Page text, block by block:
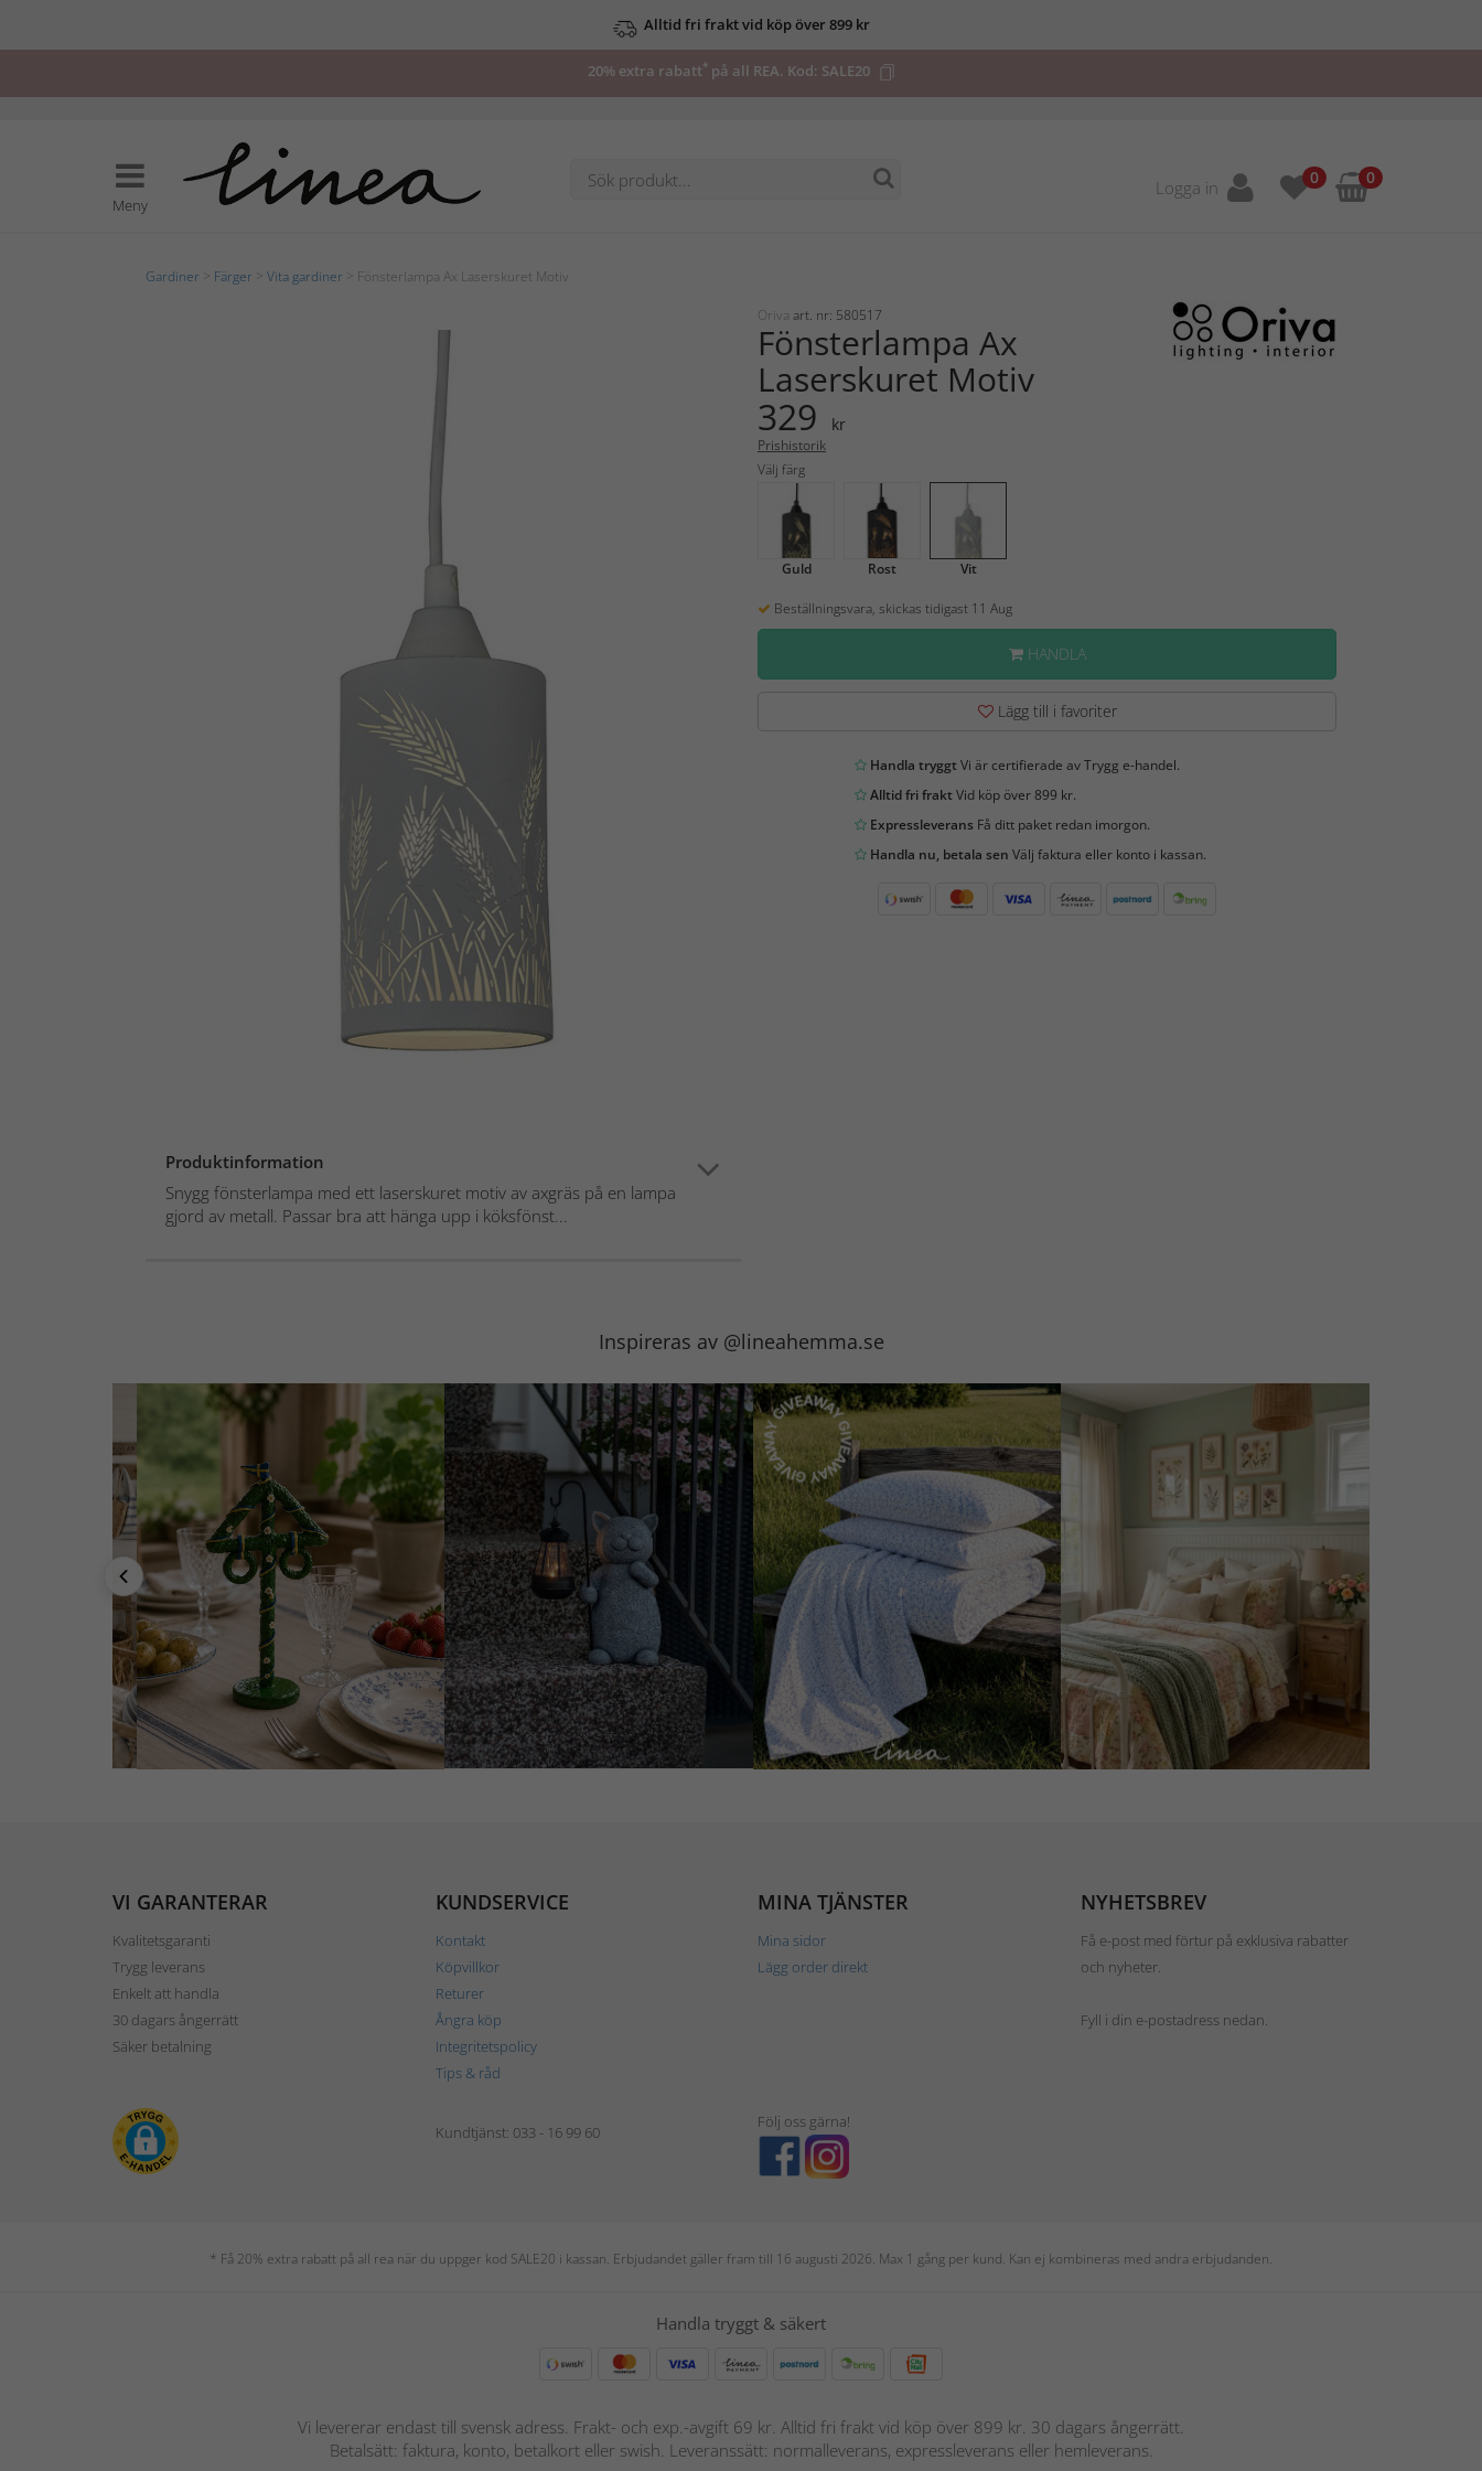
Alltid fri frakt vid köp över 899 kr
20% extra rabatt*på all REA. Kod: SALE20
Meny
Logga in 0 0
Gardiner Färger Vita gardiner > Fönsterlampa Ax Laserskuret Motiv
Produktinformation
Snygg fönsterlampa med ett laserskuret motiv av axgräs på en lampa
gjord av metall. Passar bra att hänga upp i köksfönst...
Oriva art. nr: 580517
Fönsterlampa Ax
Laserskuret Motiv
329 kr
Prishistorik
Välj färg
Guld Rost Vit
Beställningsvara, skickas tidigast 11 Aug
HANDLA
Lägg till i favoriter
Handla tryggtVi är certifierade av Trygg e-handel.
Alltid fri fraktVid köp över 899 kr.
ExpressleveransFå ditt paket redan imorgon.
Handla nu, betala sen Välj faktura eller konto i kassan.
Inspireras av @lineahemma.se
VI GARANTERAR
Kvalitetsgaranti
Trygg leverans
Enkelt att handla
30 dagars ångerrätt
Säker betalning
KUNDSERVICE
Kontakt
Köpvillkor
Returer
Ångra köp
Integritetspolicy
Tips & råd
MINA TJÄNSTER
Mina sidor
Lägg order direkt
NYHETSBREV
Få e-post med förtur på exklusiva rabatter
och nyheter.
Fyll i din e-postadress nedan.
Kundtjänst: 033 - 16 99 60
Följ oss gärna!
* Få 20% extra rabatt på all rea när du uppger kod SALE20 i kassan. Erbjudandet gäller fram till 16 augusti 2026. Max 1 gång per kund. Kan ej kombineras med andra erbjudanden.
Handla tryggt & säkert
Vi levererar endast till svensk adress. Frakt- och exp.-avgift 69 kr. Alltid fri frakt vid köp över 899 kr. 30 dagars ångerrätt.
Betalsätt: faktura, konto, betalkort eller swish. Leveranssätt: normalleverans, expressleverans eller hemleverans.